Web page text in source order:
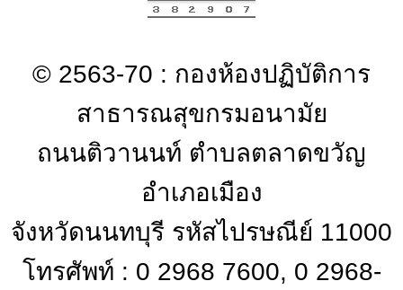
© 2563-70 : กองห้องปฏิบัติการ
สาธารณสุขกรมอนามัย
ถนนติวานนท์ ตำบลตลาดขวัญ
อำเภอเมือง
จังหวัดนนทบุรี รหัสไปรษณีย์ 11000
โทรศัพท์ : 0 2968 7600, 0 2968-